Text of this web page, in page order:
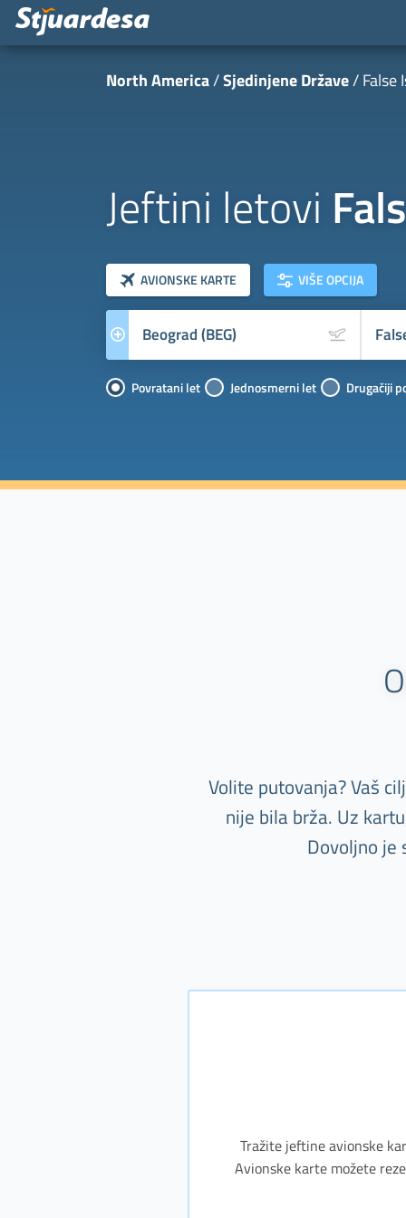
North America Sjedinjene Države False
Jeftini letovi
AVIONSKE KARTE Prevoznik
klasa letova
VIŠE OPCIJA
Povratani let Jednosmerni let Drugačiji
Volite putovanja? Vaš
nije bila brža. Uz
Dovoljno je
Tražite jeftine avionske
Avionske karte možete